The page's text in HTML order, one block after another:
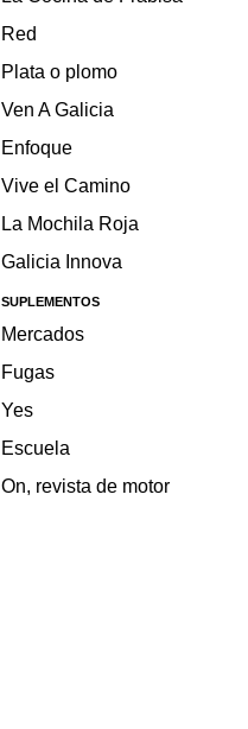
Red
Plata o plomo
Ven A Galicia
Enfoque
Vive el Camino
La Mochila Roja
Galicia Innova
SUPLEMENTOS
Mercados
Fugas
Yes
Escuela
On, revista de motor